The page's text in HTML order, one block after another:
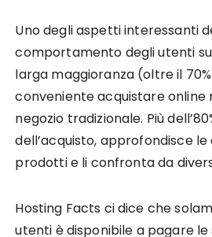
Uno degli aspetti interessanti
comportamento degli utenti
larga maggioranza (oltre il
conveniente acquistare online
negozio tradizionale. Più
dell’acquisto, approfondisce
prodotti e li confronta da
Hosting Facts ci dice che
utenti è disponibile a pagare